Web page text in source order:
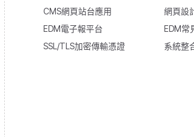
CMS網頁站台應用
EDM電子報平台
SSL/TLS加密傳輸憑證
網頁設
EDM常
系統整